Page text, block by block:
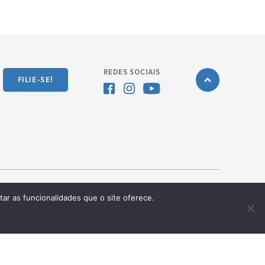
FILIE-SE!
REDES SOCIAIS
Desenvolvido pela
as funcionalidades que o site oferece.